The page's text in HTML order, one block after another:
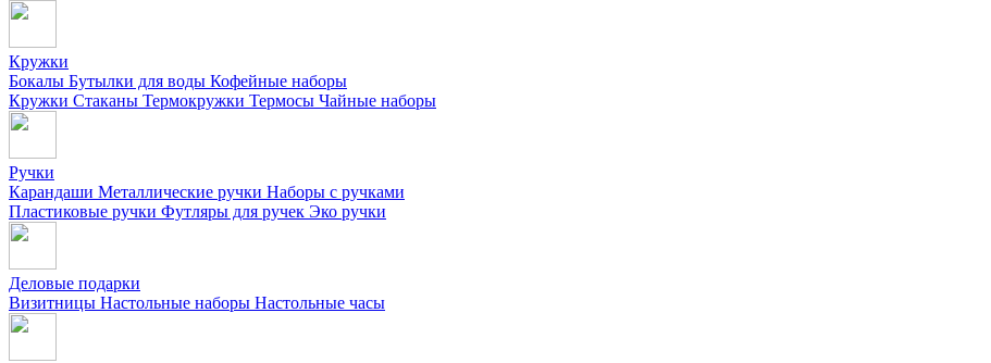
Кружки
Бокалы Бутылки для воды Кофейные наборы
Кружки Стаканы Термокружки Термосы Чайные наборы
Ручки
Карандаши Металлические ручки Наборы с ручками
Пластиковые ручки Футляры для ручек Эко ручки
Деловые подарки
Визитницы Настольные наборы Настольные часы